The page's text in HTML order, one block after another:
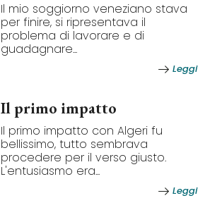
Il mio soggiorno veneziano stava
per finire, si ripresentava il
problema di lavorare e di
guadagnare...
Leggi
Il primo impatto
Il primo impatto con Algeri fu
bellissimo, tutto sembrava
procedere per il verso giusto.
L'entusiasmo era...
Leggi